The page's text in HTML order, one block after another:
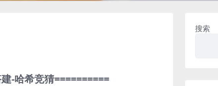
-哈希竞猜==========
搜索